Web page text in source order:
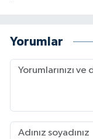
Yorumlar